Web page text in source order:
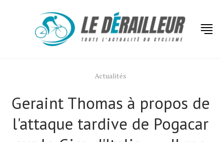
Actualités
Geraint Thomas à propos de
l'attaque tardive de Pogacar